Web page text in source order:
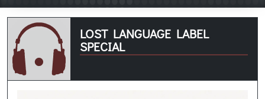
LOST LANGUAGE LABEL
SPECIAL